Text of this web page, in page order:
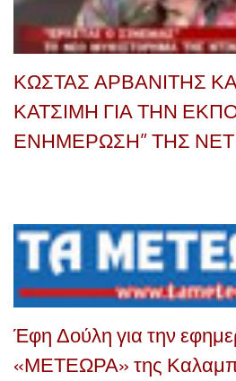
ΚΩΣΤΑΣ ΑΡΒΑΝΙΤΗΣ
ΚΑΤΣΙΜΗ ΓΙΑ ΤΗΝ
ΕΝΗΜΕΡΩΣΗ” ΤΗΣ ΝΕΤ
Έφη Δούλη για την
«ΜΕΤΕΩΡΑ» της